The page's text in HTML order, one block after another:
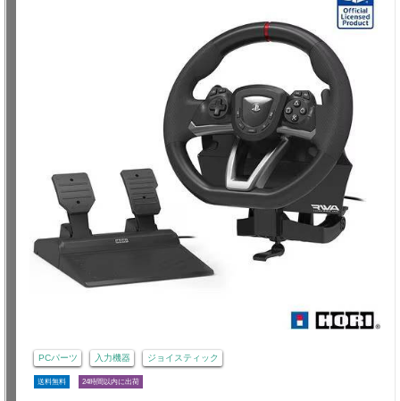
PCパーツ 入力機器 ジョイスティック
送料無料 24時間以内に出荷